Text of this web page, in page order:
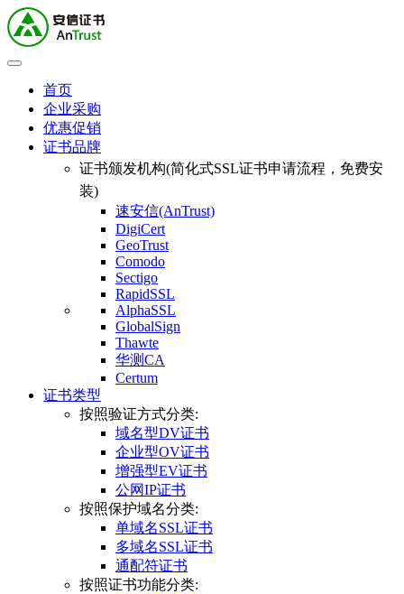
首页
企业采购
优惠促销
证书品牌
证书颁发机构(简化式SSL证书申请流程，免费安
装)
速安信(AnTrust)
DigiCert
GeoTrust
Comodo
Sectigo
RapidSSL
AlphaSSL
GlobalSign
Thawte
华测CA
Certum
证书类型
按照验证方式分类:
域名型DV证书
企业型OV证书
增强型EV证书
公网IP证书
按照保护域名分类:
单域名SSL证书
多域名SSL证书
通配符证书
按照证书功能分类: